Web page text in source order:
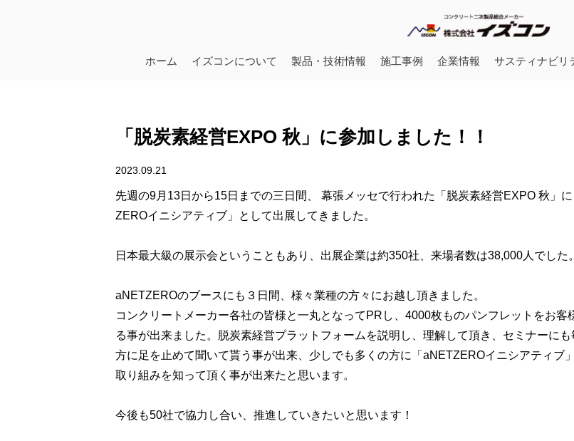
ホーム イズコンについて 製品・技術情報 施工事例 企業情報 サスティナビリ
「脱炭素経営EXPO 秋」に参加しました！！
2023.09.21
先週の9月13日から15日までの三日間、 幕張メッセで行われた「脱炭素経営EXPO 秋」
ZEROイニシアティブ」として出展してきました。
日本最大級の展示会ということもあり、出展企業は約350社、来場者数は38,000人でした。
aNETZEROのブースにも３日間、様々業種の方々にお越し頂きました。
コンクリートメーカー各社の皆様と一丸となってPRし、4000枚ものパンフレットをお客
る事が出来ました。脱炭素経営プラットフォームを説明し、理解して頂き、セミナーに
方に足を止めて聞いて貰う事が出来、少しでも多くの方に「aNETZEROイニシアティブ
取り組みを知って頂く事が出来たと思います。
今後も50社で協力し合い、推進していきたいと思います！